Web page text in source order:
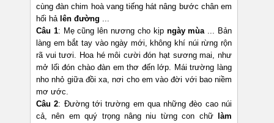
cùng đàn chim hoà vang tiếng hát nâng bước chân em
hối hả lên đường ...
Câu 1: Mẹ cũng lên nương cho kịp ngày mùa... Bản
làng em bắt tay vào ngày mới, không khí núi rừng rộn
rã vui tươi. Hoa hé môi cười đón hạt sương mai, như
mở lối đón chào đàn em thơ đến lớp. Mái trường làng
nho nhỏ giữa đồi xa, nơi cho em vào đời với bao niềm
mơ ước.
Câu 2: Đường tới trường em qua những đèo cao núi
cả, nên em quý trọng nâng niu từng con chữ
làm